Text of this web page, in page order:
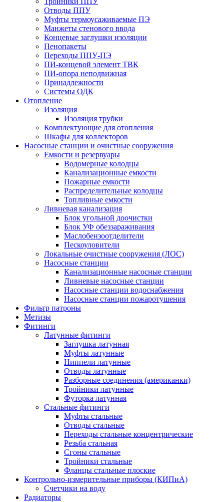
Отводы ППУ
Муфты термоусаживаемые ПЭ
Манжеты стенового ввода
Концевые заглушки изоляции
Пенопакеты
Переходы ППУ-ПЭ
ПИ-концевой элемент ТВК
ПИ-опора неподвижная
Принадлежности
Системы ОДК
Отопление
Изоляция
Изоляция трубки
Комплектующие для отопления
Шкафы для коллекторов
Насосные станции и очистные сооружения
Емкости и резервуары
Водомерные колодцы
Канализационные емкости
Пожарные емкости
Распределительные колодцы
Топливные емкости
Ливневая канализация
Блок угольной доочистки
Блок УФ обеззараживания
Маслобензоотделители
Пескоуловители
Локальные очистные сооружения (ЛОС)
Насосные станции
Канализационные насосные станции
Ливневые насосные станции
Насосные станции водоснабжения
Насосные станции пожаротушения
Фильтр патроны
Метизы
Фитинги
Латунные фитинги
Заглушка латунная
Муфты латунные
Ниппели латунные
Отводы латунные
Разборные соединения (американки)
Тройники латунные
Футорка латунная
Стальные фитинги
Муфты стальные
Отводы стальные
Переходы стальные концентрические
Резьба стальная
Сгоны стальные
Тройники стальные
Фланцы стальные плоские
Контрольно-измерительные приборы (КИПиА)
Счетчики на воду
Радиаторы